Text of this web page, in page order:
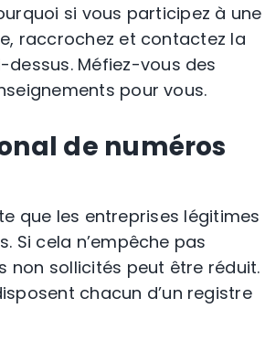
si vous participez à une
raccrochez et contactez la
Méfiez-vous des
pour vous.
de numéros
que les entreprises légitimes
Si cela n’empêche pas
non sollicités peut être réduit.
chacun d’un registre